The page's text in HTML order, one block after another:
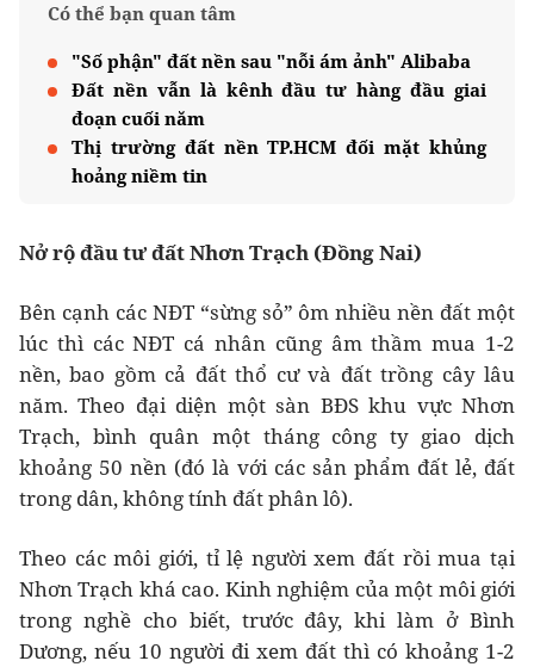
Có thể bạn quan tâm
"Số phận" đất nền sau "nỗi ám ảnh" Alibaba
Đất nền vẫn là kênh đầu tư hàng đầu giai
đoạn cuối năm
Thị trường đất nền TP.HCM đối mặt khủng
hoảng niềm tin
Nở rộ đầu tư đất Nhơn Trạch (Đồng Nai)
Bên cạnh các NĐT “sừng sỏ” ôm nhiều nền đất một
lúc thì các NĐT cá nhân cũng âm thầm mua 1-2
nền, bao gồm cả đất thổ cư và đất trồng cây lâu
năm. Theo đại diện một sàn BĐS khu vực Nhơn
Trạch, bình quân một tháng công ty giao dịch
khoảng 50 nền (đó là với các sản phẩm đất lẻ, đất
trong dân, không tính đất phân lô).
Theo các môi giới, tỉ lệ người xem đất rồi mua tại
Nhơn Trạch khá cao. Kinh nghiệm của một môi giới
trong nghề cho biết, trước đây, khi làm ở Bình
Dương, nếu 10 người đi xem đất thì có khoảng 1-2